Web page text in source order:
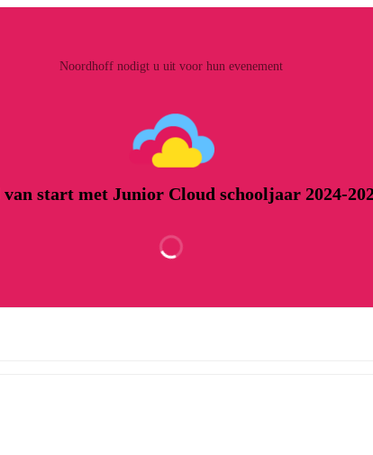
Noordhoff nodigt u uit voor hun evenement
van start met Junior Cloud schooljaar 2024-